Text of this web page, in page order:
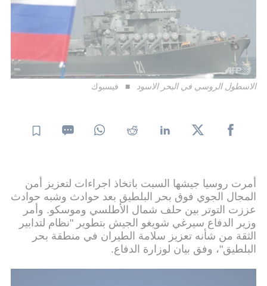
الاسطول الروسي في البحر الاسود فيسبوك
أمرت روسيا جيشها السبت باتخاذ اجراءات لتعزيز أمن
المجال الجوي فوق بحر البلطيق بعد حوادث وشبه حوادث
عززت التوتر بين حلف شمال الأطلسي وموسكو. وأمر
وزير الدفاع سيرغي شويغو الجيش بتطوير "نظام لتدابير
الثقة من شأنه تعزيز سلامة الطيران في منطقة بحر
البلطيق"، وفق بيان لوزارة الدفاع.